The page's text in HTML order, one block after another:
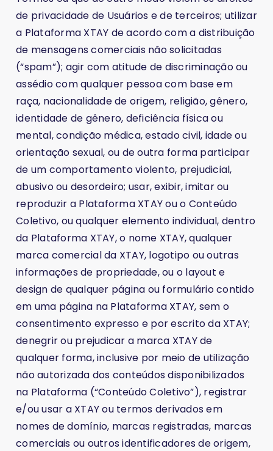
de privacidade de Usuários e de terceiros; utilizar
a Plataforma XTAY de acordo com a distribuição
de mensagens comerciais não solicitadas
(“spam”); agir com atitude de discriminação ou
assédio com qualquer pessoa com base em
raça, nacionalidade de origem, religião, gênero,
identidade de gênero, deficiência física ou
mental, condição médica, estado civil, idade ou
orientação sexual, ou de outra forma participar
de um comportamento violento, prejudicial,
abusivo ou desordeiro; usar, exibir, imitar ou
reproduzir a Plataforma XTAY ou o Conteúdo
Coletivo, ou qualquer elemento individual, dentro
da Plataforma XTAY, o nome XTAY, qualquer
marca comercial da XTAY, logotipo ou outras
informações de propriedade, ou o layout e
design de qualquer página ou formulário contido
em uma página na Plataforma XTAY, sem o
consentimento expresso e por escrito da XTAY;
denegrir ou prejudicar a marca XTAY de
qualquer forma, inclusive por meio de utilização
não autorizada dos conteúdos disponibilizados
na Plataforma (“Conteúdo Coletivo”), registrar
e/ou usar a XTAY ou termos derivados em
nomes de domínio, marcas registradas, marcas
comerciais ou outros identificadores de origem,